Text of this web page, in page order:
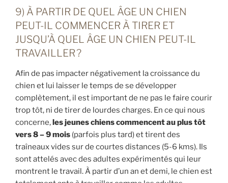
9) À PARTIR DE QUEL ÂGE UN CHIEN
PEUT-IL COMMENCER À TIRER ET
JUSQU’À QUEL ÂGE UN CHIEN PEUT-IL
TRAVAILLER ?
Afin de pas impacter négativement la croissance du
chien et lui laisser le temps de se développer
complètement, il est important de ne pas le faire courir
trop tôt, ni de tirer de lourdes charges. En ce qui nous
concerne, les jeunes chiens commencent au plus tôt
vers 8 – 9 mois (parfois plus tard) et tirent des
traîneaux vides sur de courtes distances (5-6 kms). Ils
sont attelés avec des adultes expérimentés qui leur
montrent le travail. À partir d’un an et demi, le chien est